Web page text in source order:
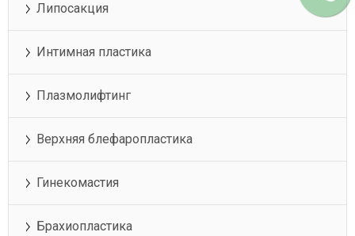
Липосакция
Интимная пластика
Плазмолифтинг
Верхняя блефаропластика
Гинекомастия
Брахиопластика